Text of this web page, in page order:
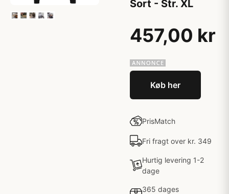
Sort - Str. XL
457,00 kr
Køb her
PrisMatch
Fri fragt over kr. 349
Hurtig levering 1-2
dage
365 dages